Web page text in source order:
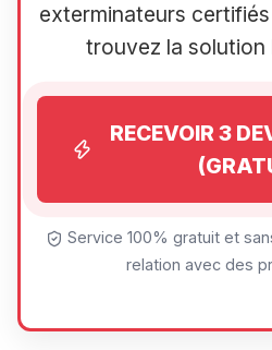
exterminateurs
trouvez la solution
RECEVOIR 3
Service 100% gratuit et
relation avec des